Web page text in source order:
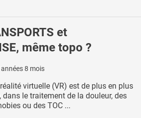
et
même topo ?
8 mois
virtuelle (VR) est de plus en plus
dans le traitement de la douleur, des
ou des TOC ...